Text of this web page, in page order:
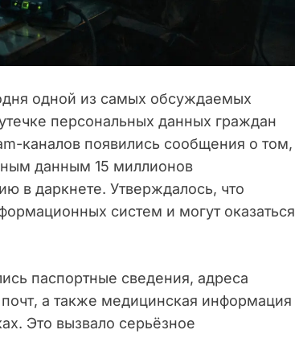
одной из самых обсуждаемых
персональных данных граждан
каналов появились сообщения о том,
данным 15 миллионов
в даркнете. Утверждалось, что
систем и могут оказаться
паспортные сведения, адреса
а также медицинская информация
Это вызвало серьёзное